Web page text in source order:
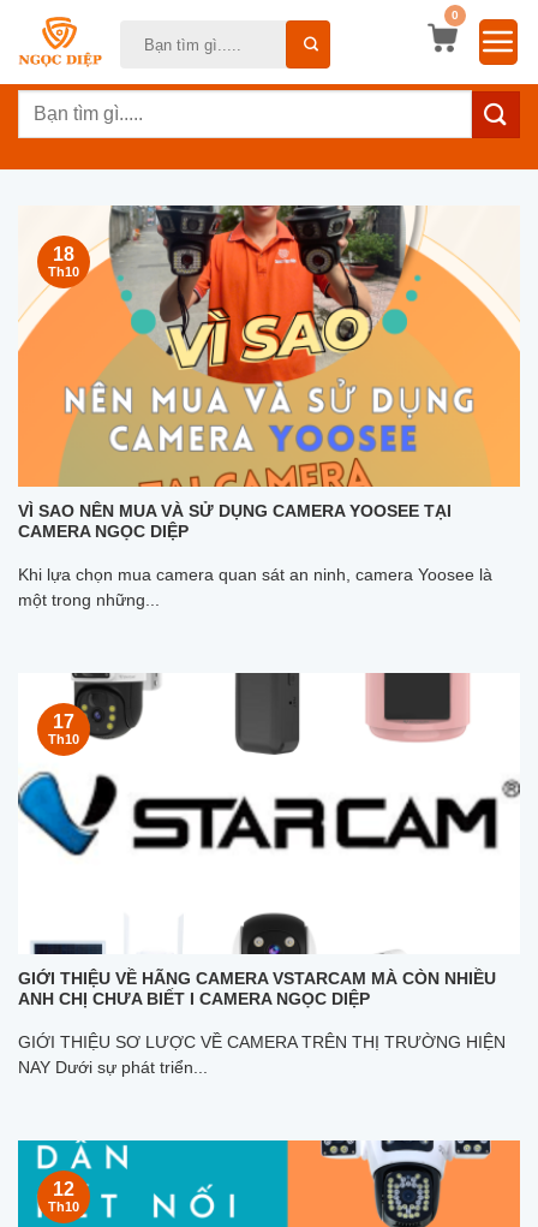
dung
0
Tìm
VÌ SAO NÊN MUA VÀ SỬ DỤNG CAMERA YOOSEE TẠI
CAMERA NGỌC DIỆP
Khi lựa chọn mua camera quan sát an ninh, camera Yoosee là
một trong những...
18
Th10
GIỚI THIỆU VỀ HÃNG CAMERA VSTARCAM MÀ CÒN NHIỀU
ANH CHỊ CHƯA BIẾT I CAMERA NGỌC DIỆP
GIỚI THIỆU SƠ LƯỢC VỀ CAMERA TRÊN THỊ TRƯỜNG HIỆN
NAY Dưới sự phát triển...
17
Th10
12
Th10